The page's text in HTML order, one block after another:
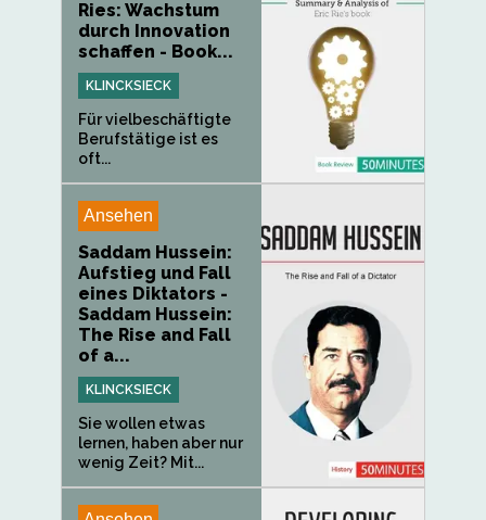
Ries: Wachstum
durch Innovation
schaffen - Book...
KLINCKSIECK
Für vielbeschäftigte
Berufstätige ist es
oft...
Ansehen
Saddam Hussein:
Aufstieg und Fall
eines Diktators -
Saddam Hussein:
The Rise and Fall
of a...
KLINCKSIECK
Sie wollen etwas
lernen, haben aber nur
wenig Zeit? Mit...